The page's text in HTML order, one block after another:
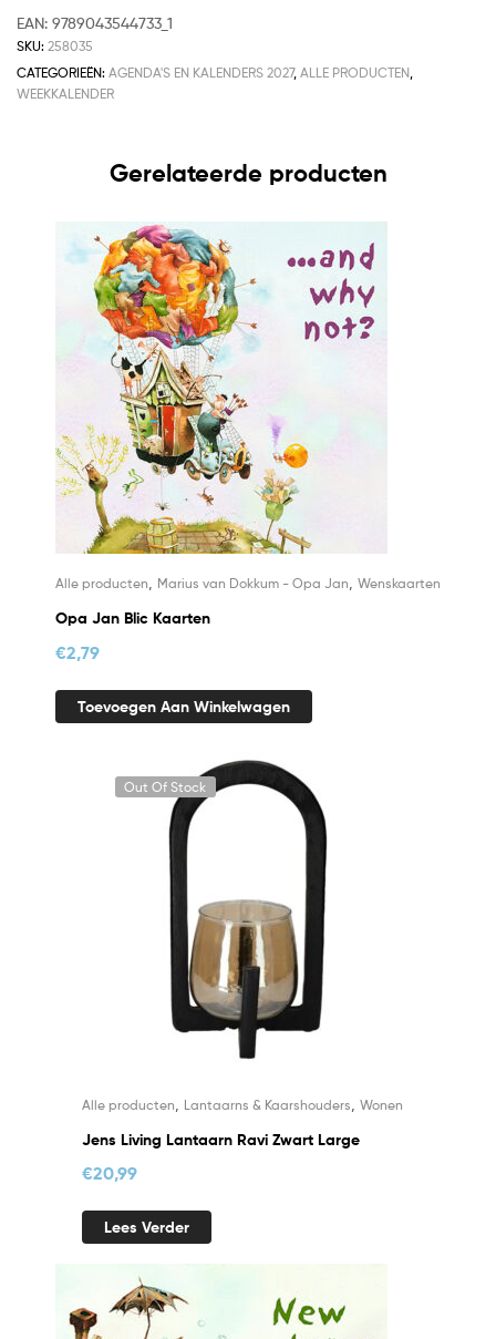
EAN: 9789043544733_1
SKU: 258035
CATEGORIEËN: AGENDA'S EN KALENDERS 2027, ALLE PRODUCTEN
WEEKKALENDER
Gerelateerde producten
Alle producten, Marius van Dokkum - Opa Jan, Wenskaarten
Opa Jan Blic Kaarten
€2,79
Toevoegen Aan Winkelwagen
Out Of Stock
Alle producten Lantaarns & Kaarshouders Wonen
Jens Living Lantaarn Ravi Zwart Large
€20,99
Lees Verder